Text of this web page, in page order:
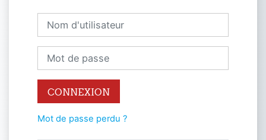
Nom d'utilisateur
Mot de passe
CONNEXION
Mot de passe perdu ?